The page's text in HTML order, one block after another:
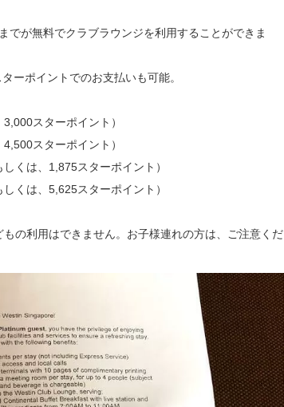
でが無料でクラブラウンジを利用することができま
ーポイントでのお支払いも可能。
スターポイント）
スターポイント）
くは、1,875スターポイント）
くは、5,625スターポイント）
の利用はできません。お子様連れの方は、ご注意くだ